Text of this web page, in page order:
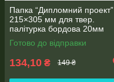
Папка “Дипломний проект”
215×305 мм для твер.
палітурка бордова 20мм
корінець (1 шт)
Готово до відправки
134,10 ₴ 149 ₴